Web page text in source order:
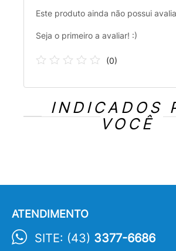
Este produto ainda não possui
Seja o primeiro a avaliar! :)
(0)
INDICADOS
VOCÊ
ATENDIMENTO
SITE: (43) 3377-6686